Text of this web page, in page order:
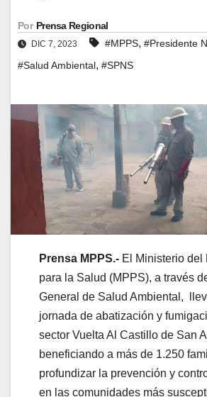
Por Prensa Regional
DIC 7, 2023 #MPPS, #Presidente
#Salud Ambiental, #SPNS
Prensa MPPS.- El Ministerio del
para la Salud (MPPS), a través
General de Salud Ambiental,
jornada de abatización y
sector Vuelta Al Castillo de San
beneficiando a más de 1.250
profundizar la prevención y
en las comunidades más